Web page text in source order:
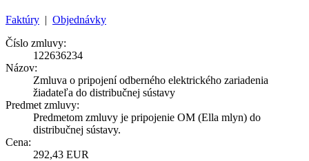
Faktúry | Objednávky
Číslo zmluvy:
122636234
Názov:
Zmluva o pripojení odberného elektrického zariadenia
žiadateľa do distribučnej sústavy
Predmet zmluvy:
Predmetom zmluvy je pripojenie OM (Ella mlyn) do
distribučnej sústavy.
Cena:
292,43 EUR